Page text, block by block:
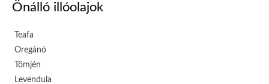
Önálló illóolajok
Teafa
Oregánó
Tömjén
Levendula